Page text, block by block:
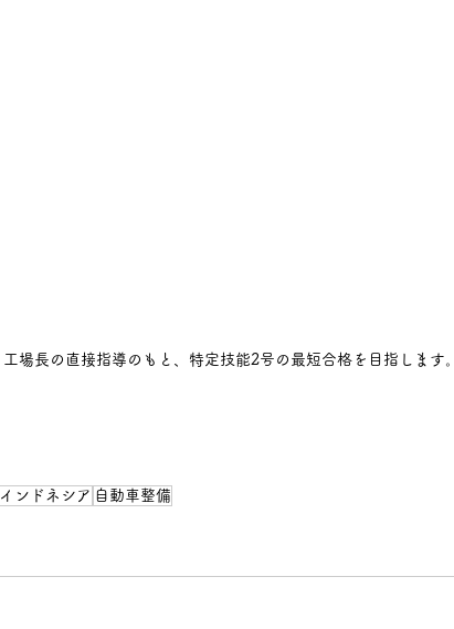
工場長の直接指導のもと、特定技能2号の最短合格を目指します。
インドネシア 自動車整備